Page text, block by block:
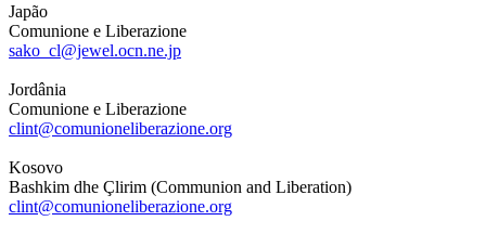
Japão
Comunione e Liberazione
sako_cl@jewel.ocn.ne.jp
Jordânia
Comunione e Liberazione
clint@comunioneliberazione.org
Kosovo
Bashkim dhe Çlirim (Communion and Liberation)
clint@comunioneliberazione.org